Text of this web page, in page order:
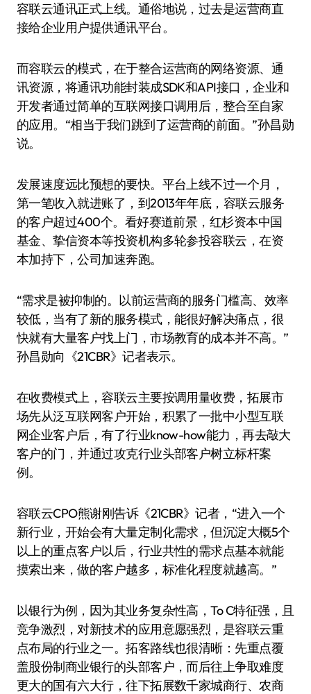
容联云通讯正式上线。通俗地说，过去是运营商直
接给企业用户提供通讯平台。
而容联云的模式，在于整合运营商的网络资源、通
讯资源，将通讯功能封装成SDK和API接口，企业和
开发者通过简单的互联网接口调用后，整合至自家
的应用。“相当于我们跳到了运营商的前面。”孙昌勋
说。
发展速度远比预想的要快。平台上线不过一个月，
第一笔收入就进账了，到2013年年底，容联云服务
的客户超过400个。看好赛道前景，红杉资本中国
基金、挚信资本等投资机构多轮参投容联云，在资
本加持下，公司加速奔跑。
“需求是被抑制的。以前运营商的服务门槛高、效率
较低，当有了新的服务模式，能很好解决痛点，很
快就有大量客户找上门，市场教育的成本并不高。”
孙昌勋向《21CBR》记者表示。
在收费模式上，容联云主要按调用量收费，拓展市
场先从泛互联网客户开始，积累了一批中小型互联
网企业客户后，有了行业know-how能力，再去敲大
客户的门，并通过攻克行业头部客户树立标杆案
例。
容联云CPO熊谢刚告诉《21CBR》记者，“进入一个
新行业，开始会有大量定制化需求，但沉淀大概5个
以上的重点客户以后，行业共性的需求点基本就能
摸索出来，做的客户越多，标准化程度就越高。”
以银行为例，因为其业务复杂性高，To C特征强，且
竞争激烈，对新技术的应用意愿强烈，是容联云重
点布局的行业之一。拓客路线也很清晰：先重点覆
盖股份制商业银行的头部客户，而后往上争取难度
更大的国有六大行，往下拓展数千家城商行、农商